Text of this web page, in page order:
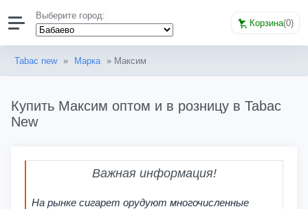
Выберите город:
Корзина(0)
Tabac new » Марка » Максим
Купить Максим оптом и в розницу в Tabac
New
Важная информация!
На рынке сигарет орудуют многочисленные